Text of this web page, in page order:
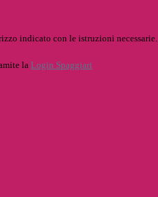
indicato con le istruzioni necessarie.
la Login Spaggiari